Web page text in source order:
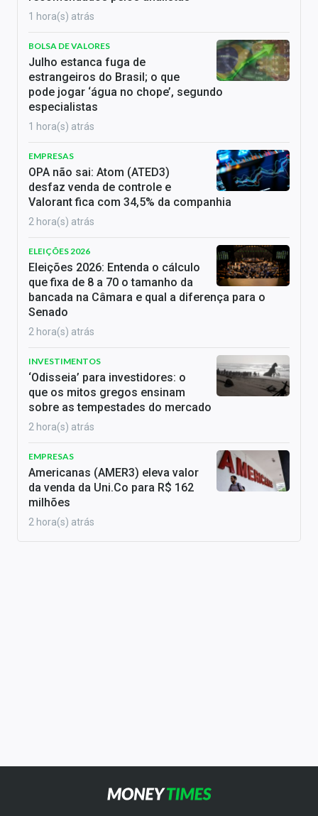
1 hora(s) atrás
BOLSA DE VALORES
Julho estanca fuga de
estrangeiros do Brasil; o que
pode jogar ‘água no chope’, segundo
especialistas
1 hora(s) atrás
EMPRESAS
OPA não sai: Atom (ATED3)
desfaz venda de controle e
Valorant fica com 34,5% da companhia
2 hora(s) atrás
ELEIÇÕES 2026
Eleições 2026: Entenda o cálculo
que fixa de 8 a 70 o tamanho da
bancada na Câmara e qual a diferença para o
Senado
2 hora(s) atrás
INVESTIMENTOS
‘Odisseia’ para investidores: o
que os mitos gregos ensinam
sobre as tempestades do mercado
2 hora(s) atrás
EMPRESAS
Americanas (AMER3) eleva valor
da venda da Uni.Co para R$ 162
milhões
2 hora(s) atrás